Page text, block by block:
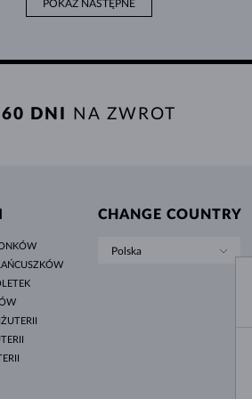
POKAŻ NASTĘPNE
60 DNI NA ZWROT
CHANGE COUNTRY
Polska